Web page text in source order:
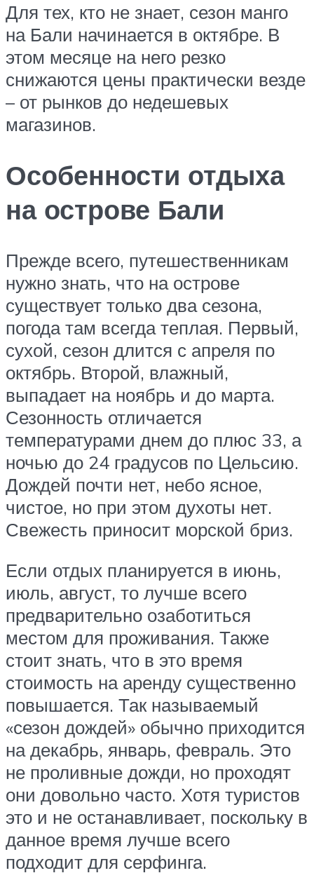
Для тех, кто не знает, сезон манго
на Бали начинается в октябре. В
этом месяце на него резко
снижаются цены практически везде
– от рынков до недешевых
магазинов.
Особенности отдыха
на острове Бали
Прежде всего, путешественникам
нужно знать, что на острове
существует только два сезона,
погода там всегда теплая. Первый,
сухой, сезон длится с апреля по
октябрь. Второй, влажный,
выпадает на ноябрь и до марта.
Сезонность отличается
температурами днем до плюс 33, а
ночью до 24 градусов по Цельсию.
Дождей почти нет, небо ясное,
чистое, но при этом духоты нет.
Свежесть приносит морской бриз.
Если отдых планируется в июнь,
июль, август, то лучше всего
предварительно озаботиться
местом для проживания. Также
стоит знать, что в это время
стоимость на аренду существенно
повышается. Так называемый
«сезон дождей» обычно приходится
на декабрь, январь, февраль. Это
не проливные дожди, но проходят
они довольно часто. Хотя туристов
это и не останавливает, поскольку в
данное время лучше всего
подходит для серфинга.